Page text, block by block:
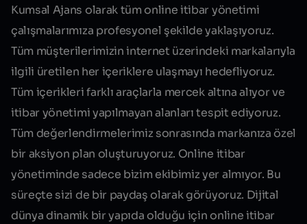
Kumsal Ajans olarak tüm online itibar yönetimi
çalışmalarımıza profesyonel şekilde yaklaşıyoruz.
Tüm müşterilerimizin internet üzerindeki markalarıyla
ilgili üretilen her içeriklere ulaşmayı hedefliyoruz.
Tüm içerikleri farklı araçlarla mercek altına alıyor ve
itibar yönetimi yapılmayan alanları tespit ediyoruz.
Tüm değerlendirmelerimiz sonrasında markanıza özel
bir aksiyon plan oluşturuyoruz. Online itibar
yönetiminde sadece bizim ekibimiz yer almıyor. Bu
süreçte sizi de bir paydaş olarak görüyoruz. Dijital
dünya dinamik bir yapıda olduğu için online itibar